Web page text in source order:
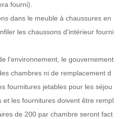
fourni).
dans le meuble à chaussures en
les chaussons d'intérieur fourni
l'environnement, le gouvernement
chambres ni de remplacement d
fournitures jetables pour les séjou
et les fournitures doivent être rempl
de 200 par chambre seront fact